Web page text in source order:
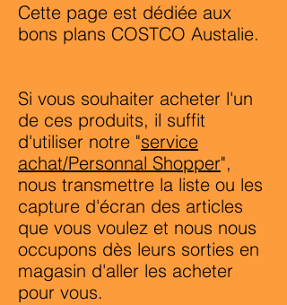
Cette page est dédiée aux
bons plans COSTCO Austalie.
Si vous souhaiter acheter l'un
de ces produits, il suffit
d'utiliser notre "service
achat/Personnal Shopper",
nous transmettre la liste ou les
capture d'écran des articles
que vous voulez et nous nous
occupons dès leurs sorties en
magasin d'aller les acheter
pour vous.